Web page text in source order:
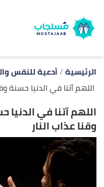
الرئيسية أدعية للنفس
اللهم آتنا في الدنيا حسنة
اللهم آتنا في
وقنا عذاب النار